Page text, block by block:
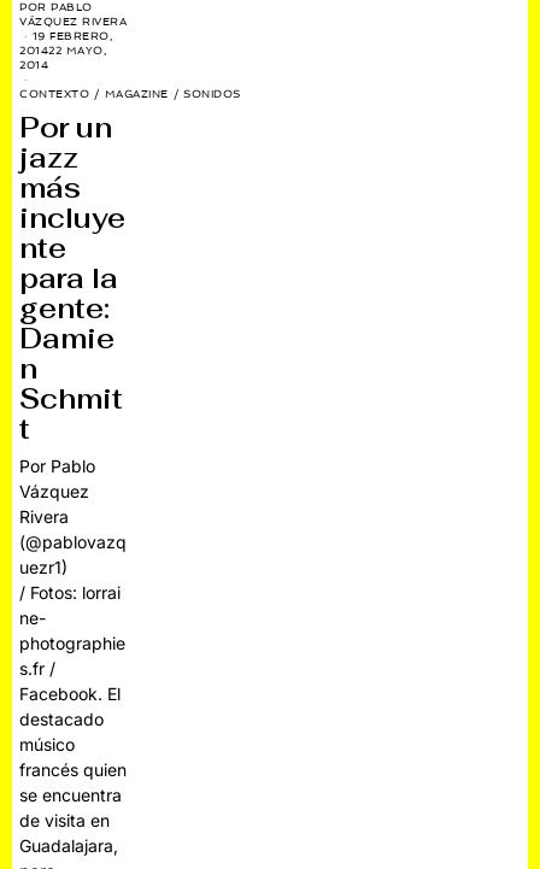
PORPABLO
VÁZQUEZ RIVERA
19 FEBRERO,
201422 MAYO,
2014
CONTEXTO / MAGAZINE / SONIDOS
Por un
jazz
más
incluye
nte
para la
gente:
Damie
n
Schmit
t
Por Pablo
Vázquez
Rivera
(@pablovazq
uezr1)
/ Fotos: lorrai
ne-
photographie
s.fr /
Facebook. El
destacado
músico
francés quien
se encuentra
de visita en
Guadalajara,